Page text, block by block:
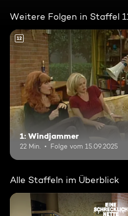
Weitere Folgen in Staffel
12
1: Windjammer
22 Min. Folge vom 15.09.2025
Alle Staffeln im Überblick